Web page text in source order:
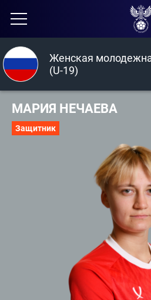
Женская
(U-19)
МАРИЯ НЕЧАЕВА
Защитник